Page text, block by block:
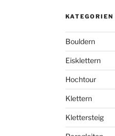
KATEGORIEN
Bouldern
Eisklettern
Hochtour
Klettern
Klettersteig